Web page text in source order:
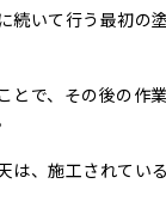
続いて行う最初の
とで、その後の作
は、施工されてい